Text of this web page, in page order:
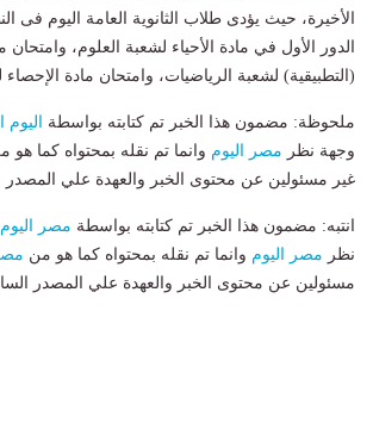
الأخيرة، حيث يؤدى طلاب الثانوية العامة اليوم فى
الدور الأول في مادة الأحياء لشعبة العلوم، وامتحان
(التطبيقية) لشعبة الرياضيات، وامتحان مادة الإحصاء
ملحوظة: مضمون هذا الخبر تم كتابته بواسطة اليوم
وجهة نظر مصر اليوم وانما تم نقله بمحتواه كما هو
غير مسئولين عن محتوى الخبر والعهدة علي المصدر
انتبه: مضمون هذا الخبر تم كتابته بواسطة مصر اليوم
نظر مصر اليوم وانما تم نقله بمحتواه كما هو من
مسئولين عن محتوى الخبر والعهدة علي المصدر